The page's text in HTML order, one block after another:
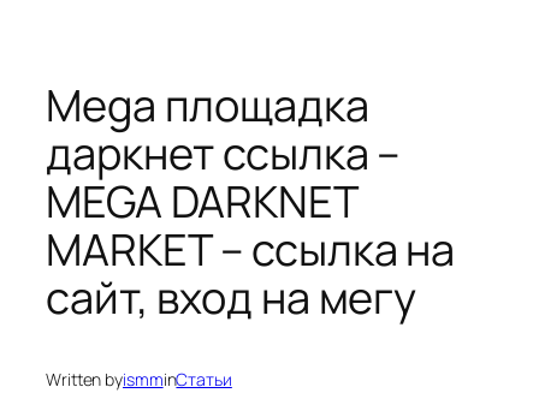
Mega площадка
даркнет ссылка –
MEGA DARKNET
MARKET – ссылка на
сайт, вход на мегу
Written byismminСтатьи